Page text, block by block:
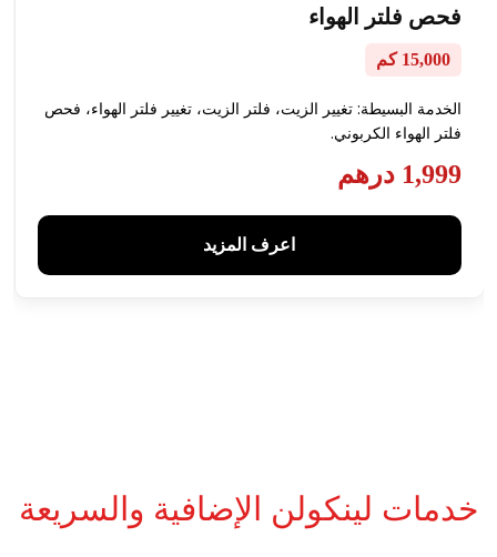
فحص فلتر الهواء
15,000 كم
الخدمة البسيطة: تغيير الزيت، فلتر الزيت، تغيير فلتر الهواء، فحص
فلتر الهواء الكربوني.
1,999 درهم
اعرف المزيد
خدمات لينكولن الإضافية والسريعة